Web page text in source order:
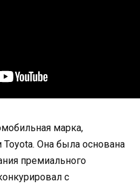
марка,
Она была основана
премиального
с